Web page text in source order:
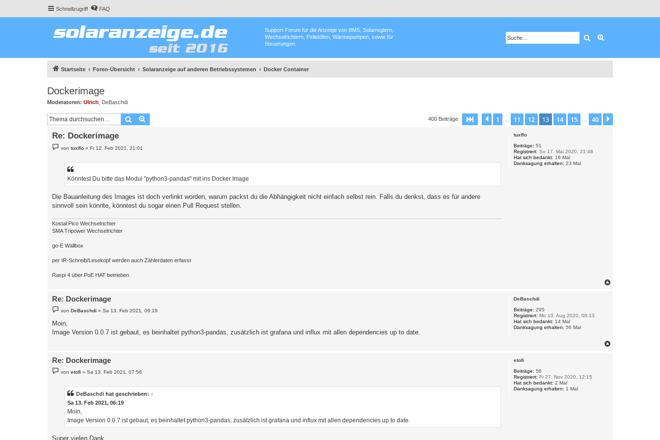
Schnellzugriff FAQ
Support Forum für die Anzeige von BMS, Solarreglern,
Wechselrichtern, Pelletöfen, Wärmepumpen, sowie für
Steuerungen.
Suche
Startseite Foren-Übersicht Solaranzeige auf anderen Betriebssystemen Docker Container
Dockerimage
Moderatoren: Ulrich DeBaschdi
Suche 400 Beiträge Seite 13 von 40
Vorherige
1 11 12 13 14 15 40
tuxflo
Beiträge: 51
Registriert: So 17. Mai 2020, 21:48
Hat sich bedankt: 16 Mal
Danksagung erhalten: 23 Mal
Re: Dockerimage
e
vontuxflo »Fr 12. Feb 2021, 21:01
Könntest Du bitte das Modul "python3-pandas" mit ins Docker Image
Die Bauanleitung des Images ist doch verlinkt worden, warum packst du die Abhängigkeit nicht einfach selbst rein. Falls du denkst, dass es für andere
sinnvoll sein könnte, könntest du sogar einen Pull Request stellen.
Kostal Pico Wechselrichter
SMA Tripower Wechselrichter
go-E Wallbox
per IR-Schreib/Lesekopf werden auch Zählerdaten erfasst
Raspi 4 über PoE HAT betrieben
DeBaschdi
Beiträge: 295
Registriert: Mo 10. Aug 2020, 08:13
Hat sich bedankt: 14 Mal
Danksagung erhalten: 56 Mal
Re: Dockerimage
e
t
r
vonDeBaschdi »Sa 13. Feb 2021, 06:19
Moin,
Image Version 0.0.7 ist gebaut, es beinhaltet python3-pandas, zusätzlich ist grafana und influx mit allen dependencies up to date.
etofi
Beiträge: 56
Registriert: Fr 27. Nov 2020, 12:15
Hat sich bedankt: 2 Mal
Danksagung erhalten: 1 Mal
Re: Dockerimage
e
vonetofi »Sa 13. Feb 2021, 07:56
DeBaschdi hat geschrieben: ↑
Sa 13. Feb 2021, 06:19
Moin,
Image Version 0.0.7 ist gebaut, es beinhaltet python3-pandas, zusätzlich ist grafana und influx mit allen dependencies up to date.
Super vielen Dank.